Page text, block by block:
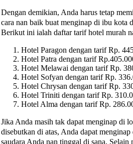
Dengan demikian, Anda harus tetap
cara nan baik buat menginap di ibu kota
Berikut ini ialah daftar tarif hotel murah
Hotel Paragon dengan tarif Rp.
Hotel Patra dengan tarif
Hotel Melawai dengan tarif Rp.
Hotel Sofyan dengan tarif Rp.
Hotel Chrysan dengan tarif Rp.
Hotel Triniti dengan tarif Rp.
Hotel Alma dengan tarif Rp.
Jika Anda masih tak dapat menginap di
disebutkan di atas, Anda dapat
saudara Anda nan tinggal di sana.